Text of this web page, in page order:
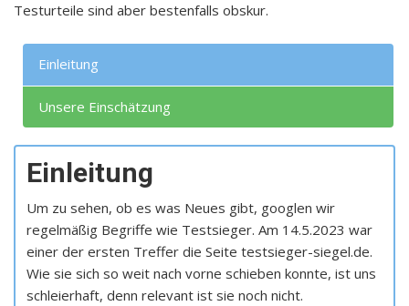
Testurteile sind aber bestenfalls obskur.
Einleitung
Unsere Einschätzung
Einleitung
Um zu sehen, ob es was Neues gibt, googlen wir
regelmäßig Begriffe wie Testsieger. Am 14.5.2023 war
einer der ersten Treffer die Seite testsieger-siegel.de.
Wie sie sich so weit nach vorne schieben konnte, ist uns
schleierhaft, denn relevant ist sie noch nicht.